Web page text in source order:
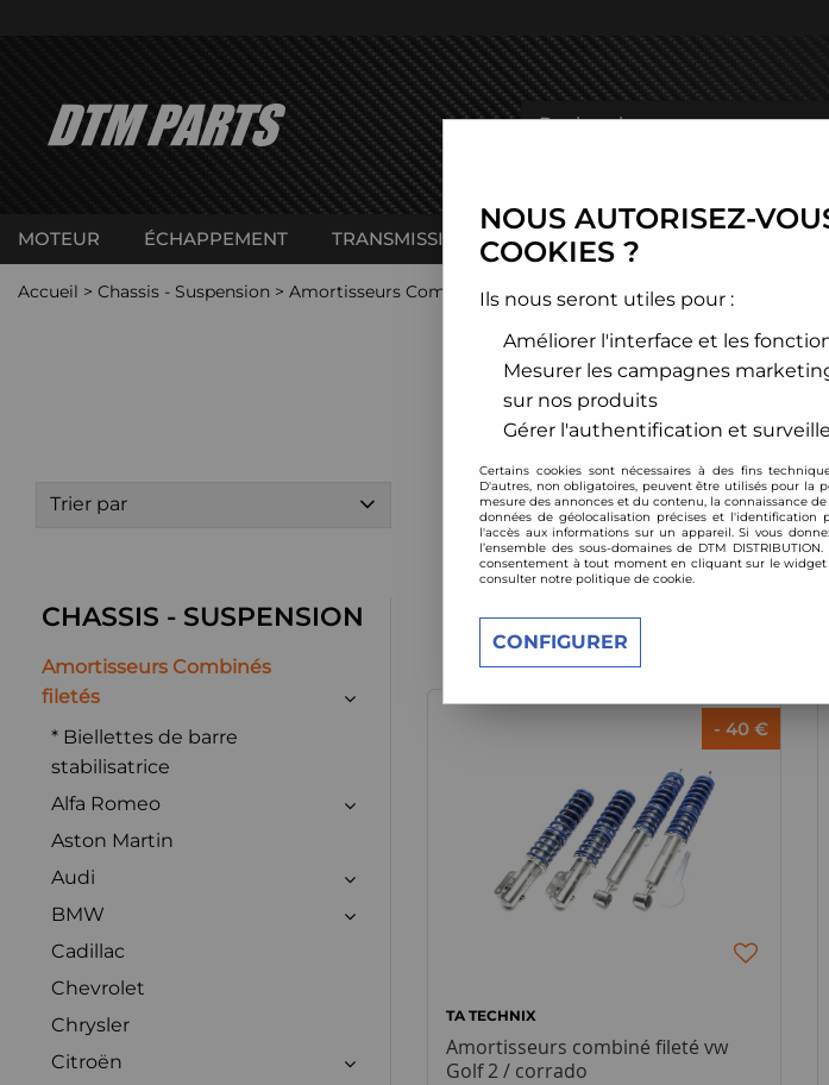
MOTEUR ÉCHAPPEMENT TRANSMISSION CHÂSSIS
Accueil > Chassis - Suspension > Amortisseurs Combinés filetés >Volkswagen >Golf >
Trier par
CHASSIS - SUSPENSION
Amortisseurs Combinés
filetés
* Biellettes de barre
stabilisatrice
Alfa Romeo
Aston Martin
Audi
BMW
Cadillac
Chevrolet
Chrysler
Citroën
- 40 €
TA TECHNIX
Amortisseurs combiné fileté vw
Golf 2 / corrado
NOUS AUTORISEZ-
COOKIES ?
Ils nous seront utiles pour :
Améliorer l'interface et les
Mesurer les campagnes
sur nos produits
Gérer l'authentification et
Certains cookies sont nécessaires à des fins
D'autres, non obligatoires, peuvent être utilisés pour la
mesure des annonces et du contenu, la connaissance
données de géolocalisation précises et l'identification
l'accès aux informations sur un appareil. Si vous
l’ensemble des sous-domaines de DTM
consentement à tout moment en cliquant sur le widget
consulter notre politique de cookie.
CONFIGURER